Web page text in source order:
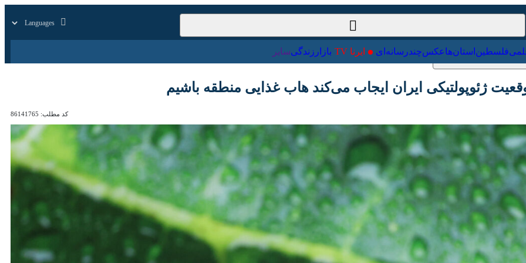
علمی فلسطین استان‌ها عکس چندرسانه‌ای ایرنا TV
ژئوپولتیکی ایران ایجاب می‌کند هاب غذایی منطقه باشیم
کد مطلب: 86141765